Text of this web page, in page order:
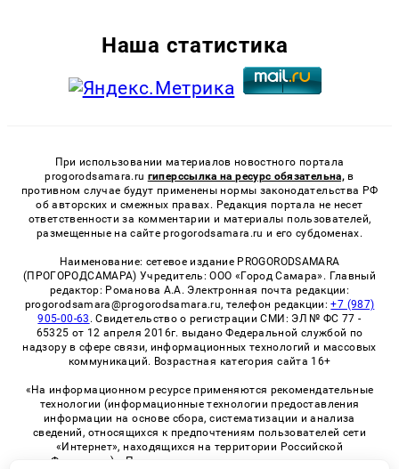
Наша статистика
При использовании материалов новостного портала
progorodsamara.ru гиперссылка на ресурс обязательна, в
противном случае будут применены нормы законодательства РФ
об авторских и смежных правах. Редакция портала не несет
ответственности за комментарии и материалы пользователей,
размещенные на сайте progorodsamara.ru и его субдоменах.
Наименование: сетевое издание PROGORODSAMARA
(ПРОГОРОДСАМАРА) Учредитель: ООО «Город Самара». Главный
редактор: Романова А.А. Электронная почта редакции:
progorodsamara@progorodsamara.ru, телефон редакции:+7 (987)
905-00-63 . Свидетельство о регистрации СМИ: ЭЛ № ФС 77 -
65325 от 12 апреля 2016г. выдано Федеральной службой по
надзору в сфере связи, информационных технологий и массовых
коммуникаций. Возрастная категория сайта 16+
«На информационном ресурсе применяются рекомендательные
технологии (информационные технологии предоставления
информации на основе сбора, систематизации и анализа
сведений, относящихся к предпочтениям пользователей сети
«Интернет», находящихся на территории Российской
Федерации)». Правила применения рекомендательных